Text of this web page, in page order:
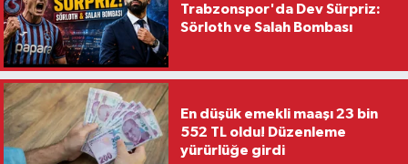
Trabzonspor'da Dev Sürpriz:
Sörloth ve Salah Bombası
En düşük emekli maaşı 23 bin
552 TL oldu! Düzenleme
yürürlüğe girdi